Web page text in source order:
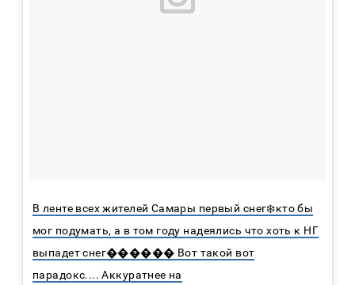
В ленте всех жителей Самары первый снег❄️кто бы
мог подумать, а в том году надеялись что хоть к НГ
выпадет снег������ Вот такой вот
парадокс.... Аккуратнее на